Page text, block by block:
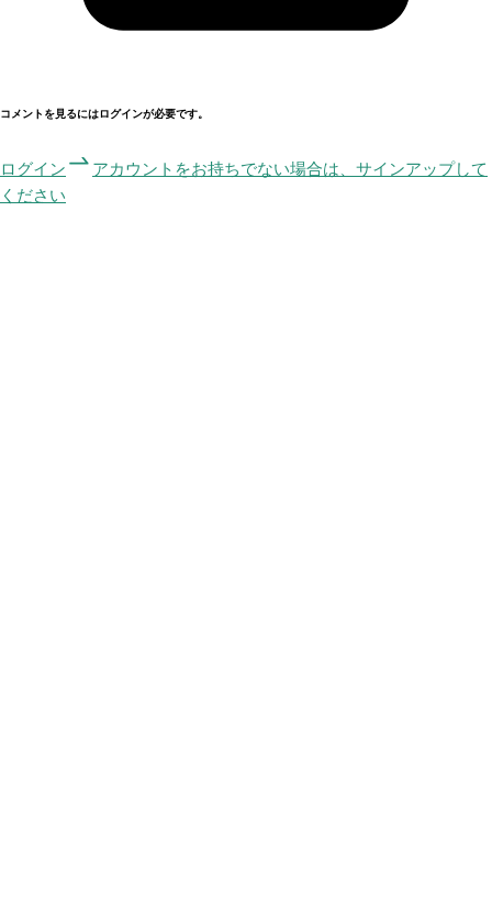
コメントを見るにはログインが必要です。
ログイン
アカウントをお持ちでない場合は、サインアップして
ください